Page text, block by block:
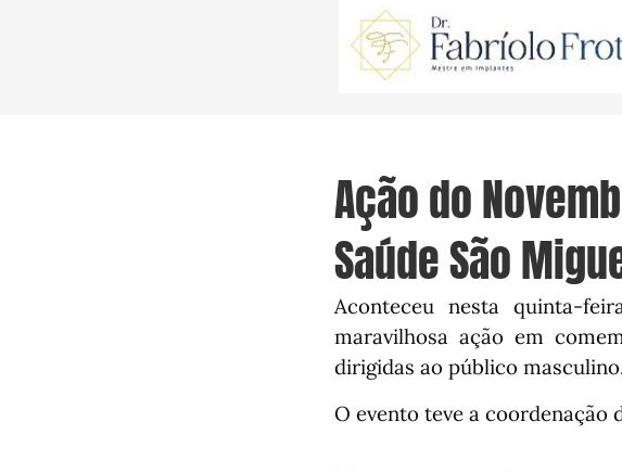
Ação do
Saúde São
Aconteceu nesta quinta-
maravilhosa ação em
dirigidas ao público
O evento teve a coordenação